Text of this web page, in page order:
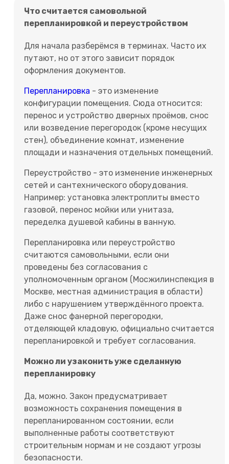
Что считается самовольной
перепланировкой и переустройством
Для начала разберёмся в терминах. Часто их
путают, но от этого зависит порядок
оформления документов.
Перепланировка - это изменение
конфигурации помещения. Сюда относится:
перенос и устройство дверных проёмов, снос
или возведение перегородок (кроме несущих
стен), объединение комнат, изменение
площади и назначения отдельных помещений.
Переустройство - это изменение инженерных
сетей и сантехнического оборудования.
Например: установка электроплиты вместо
газовой, перенос мойки или унитаза,
переделка душевой кабины в ванную.
Перепланировка или переустройство
считаются самовольными, если они
проведены без согласования с
уполномоченным органом (Мосжилинспекция в
Москве, местная администрация в области)
либо с нарушением утверждённого проекта.
Даже снос фанерной перегородки,
отделяющей кладовую, официально считается
перепланировкой и требует согласования.
Можно ли узаконить уже сделанную
перепланировку
Да, можно. Закон предусматривает
возможность сохранения помещения в
перепланированном состоянии, если
выполненные работы соответствуют
строительным нормам и не создают угрозы
безопасности.